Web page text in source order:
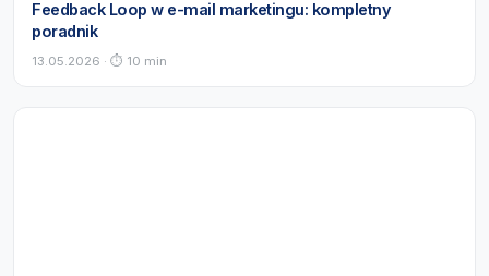
Feedback Loop w e-mail marketingu: kompletny
poradnik
13.05.2026 · ⏱ 10 min